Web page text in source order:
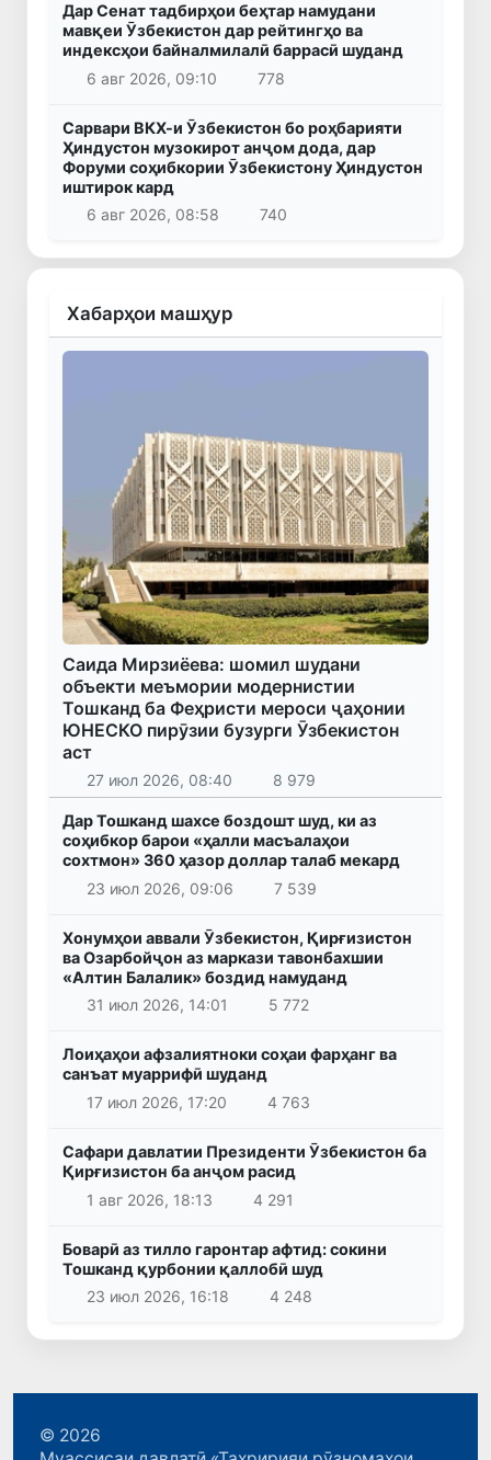
Дар Сенат тадбирҳои беҳтар намудани
мавқеи Ӯзбекистон дар рейтингҳо ва
индексҳои байналмилалӣ баррасӣ шуданд
6 авг 2026, 09:10
778
Сарвари ВКХ-и Ӯзбекистон бо роҳбарияти
Ҳиндустон музокирот анҷом дода, дар
Форуми соҳибкории Ӯзбекистону Ҳиндустон
иштирок кард
6 авг 2026, 08:58
740
Хабарҳои машҳур
Саида Мирзиёева: шомил шудани
объекти меъмории модернистии
Тошканд ба Феҳристи мероси ҷаҳонии
ЮНЕСКО пирӯзии бузурги Ӯзбекистон
аст
27 июл 2026, 08:40 8 979
Дар Тошканд шахсе боздошт шуд, ки аз
соҳибкор барои «ҳалли масъалаҳои
сохтмон» 360 ҳазор доллар талаб мекард
23 июл 2026, 09:06
7 539
Хонумҳои аввали Ӯзбекистон, Қирғизистон
ва Озарбойҷон аз маркази тавонбахшии
«Алтин Балалик» боздид намуданд
31 июл 2026, 14:01
5 772
Лоиҳаҳои афзалиятноки соҳаи фарҳанг ва
санъат муаррифӣ шуданд
17 июл 2026, 17:20
4 763
Сафари давлатии Президенти Ӯзбекистон ба
Қирғизистон ба анҷом расид
1 авг 2026, 18:13
4 291
Боварӣ аз тилло гаронтар афтид: сокини
Тошканд қурбонии қаллобӣ шуд
23 июл 2026, 16:18
4 248
© 2026